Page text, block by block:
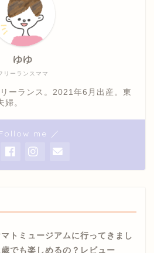
リーランスママ
ゆゆ
ーランス。2021年6月出産。東
。
me ／
トミュージアムに行ってきまし
でも楽しめるの？レビュー